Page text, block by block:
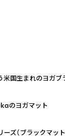
国生まれのヨガブ
のヨガマット
ズ（ブラックマッ